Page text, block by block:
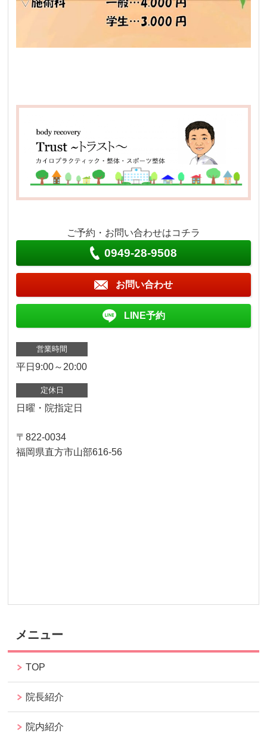
ご予約・お問い合わせはコチラ
0949-28-9508
お問い合わせ
LINE予約
営業時間
平日9:00～20:00
定休日
日曜・院指定日
〒822-0034
福岡県直方市山部616-56
メニュー
TOP
院長紹介
院内紹介